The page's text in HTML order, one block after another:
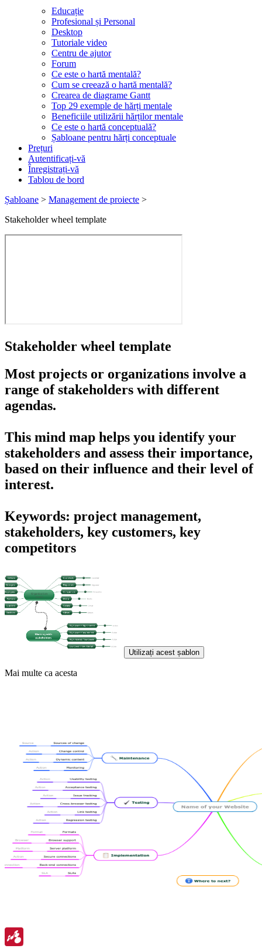
Educație
Profesional și Personal
Desktop
Tutoriale video
Centru de ajutor
Forum
Ce este o hartă mentală?
Cum se creează o hartă mentală?
Crearea de diagrame Gantt
Top 29 exemple de hărți mentale
Beneficiile utilizării hărților mentale
Ce este o hartă conceptuală?
Șabloane pentru hărți conceptuale
Prețuri
Autentificați-vă
Înregistrați-vă
Tablou de bord
Șabloane > Management de proiecte >
Stakeholder wheel template
Stakeholder wheel template
Most projects or organizations involve a
range ofstakeholders with different
agendas.
This mind map helps you identify your
stakeholders and assess their importance,
based on their influence and their level of
interest.
Keywords: project management,
stakeholders, key customers, key
competitors
Utilizați acest șablon
Mai multe ca acesta